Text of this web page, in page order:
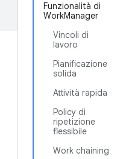
Funzionalità di
WorkManager
Vincoli di
lavoro
Pianificazione
solida
Attività rapida
Policy di
ripetizione
flessibile
Work chaining